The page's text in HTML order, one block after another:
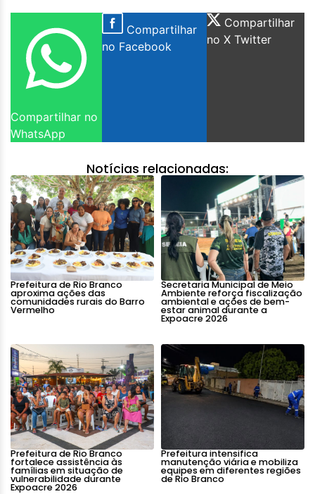
Compartilhar no
WhatsApp
Compartilhar
no Facebook
Compartilhar
no X Twitter
Notícias relacionadas:
Prefeitura de Rio Branco
aproxima ações das
comunidades rurais do Barro
Vermelho
Secretaria Municipal de Meio
Ambiente reforça fiscalização
ambiental e ações de bem-
estar animal durante a
Expoacre 2026
Prefeitura de Rio Branco
fortalece assistência às
famílias em situação de
vulnerabilidade durante
Expoacre 2026
Prefeitura intensifica
manutenção viária e mobiliza
equipes em diferentes regiões
de Rio Branco